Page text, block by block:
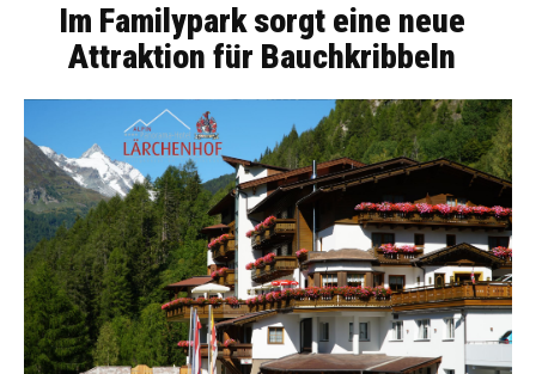
Im Familypark sorgt eine neue
Attraktion für Bauchkribbeln